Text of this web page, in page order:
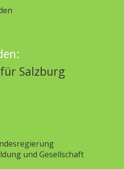
Salzburg
und Gesellschaft